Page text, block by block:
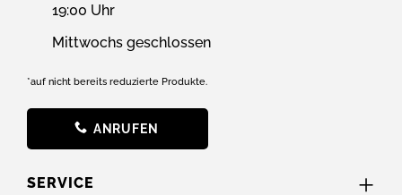
19:00 Uhr
Mittwochs geschlossen
*auf nicht bereits reduzierte Produkte.
ANRUFEN
SERVICE